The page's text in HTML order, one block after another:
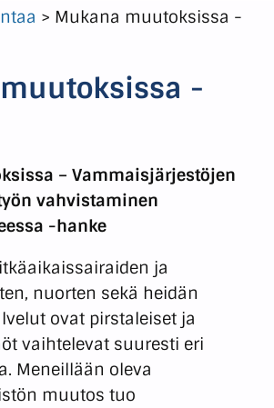
> Mukana muutoksissa -
-
– Vammaisjärjestöjen
vahvistaminen
-hanke
ja
nuorten sekä heidän
ovat pirstaleiset ja
vaihtelevat suuresti eri
Meneillään oleva
muutos tuo